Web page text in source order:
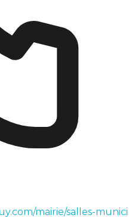
mairie/salles-munici